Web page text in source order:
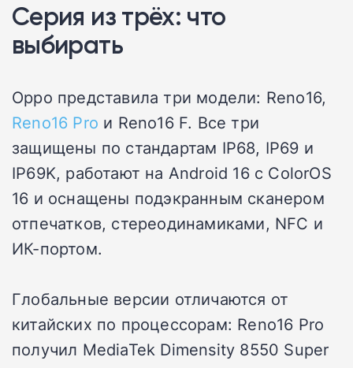
Серия из трёх: что
выбирать
Oppo представила три модели: Reno16,
Reno16 Pro и Reno16 F. Все три
защищены по стандартам IP68, IP69 и
IP69K, работают на Android 16 с ColorOS
16 и оснащены подэкранным сканером
отпечатков, стереодинамиками, NFC и
ИК-портом.
Глобальные версии отличаются от
китайских по процессорам: Reno16 Pro
получил MediaTek Dimensity 8550 Super